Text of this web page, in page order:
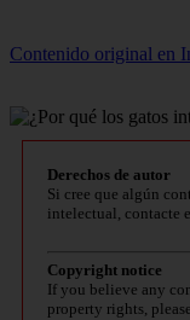
Contenido original en
Derechos de autor
Si cree que algún
intelectual, contacte
Copyright notice
If you believe any
property rights,